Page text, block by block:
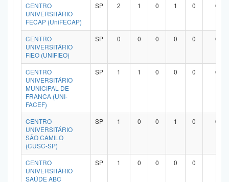
CENTRO
UNIVERSITÁRIO
FECAP (UniFECAP)
SP 2 1 0 1 0 0
CENTRO
UNIVERSITÁRIO
FIEO (UNIFIEO)
SP 0 0 0 0 0 0
CENTRO
UNIVERSITÁRIO
MUNICIPAL DE
FRANCA (UNI-
FACEF)
SP 1 1 0 0 0 0
CENTRO
UNIVERSITÁRIO
SÃO CAMILO
(CUSC-SP)
SP 1 0 0 1 0 0
CENTRO
UNIVERSITÁRIO
SAÚDE ABC
SP 1 0 0 0 0